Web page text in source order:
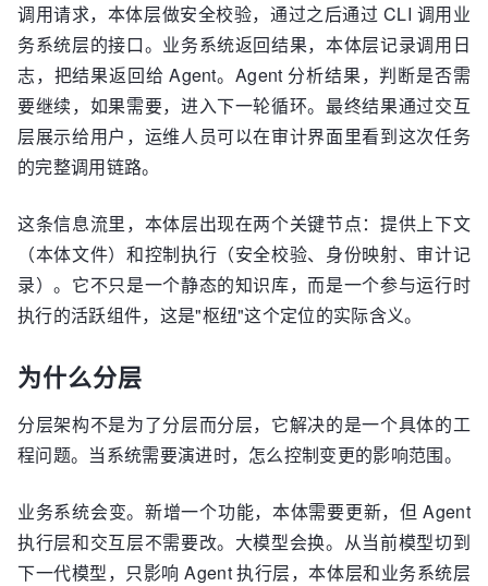
调用请求，本体层做安全校验，通过之后通过 CLI 调用业
务系统层的接口。业务系统返回结果，本体层记录调用日
志，把结果返回给 Agent。Agent 分析结果，判断是否需
要继续，如果需要，进入下一轮循环。最终结果通过交互
层展示给用户，运维人员可以在审计界面里看到这次任务
的完整调用链路。
这条信息流里，本体层出现在两个关键节点：提供上下文
（本体文件）和控制执行（安全校验、身份映射、审计记
录）。它不只是一个静态的知识库，而是一个参与运行时
执行的活跃组件，这是"枢纽"这个定位的实际含义。
为什么分层
分层架构不是为了分层而分层，它解决的是一个具体的工
程问题。当系统需要演进时，怎么控制变更的影响范围。
业务系统会变。新增一个功能，本体需要更新，但 Agent
执行层和交互层不需要改。大模型会换。从当前模型切到
下一代模型，只影响 Agent 执行层，本体层和业务系统层